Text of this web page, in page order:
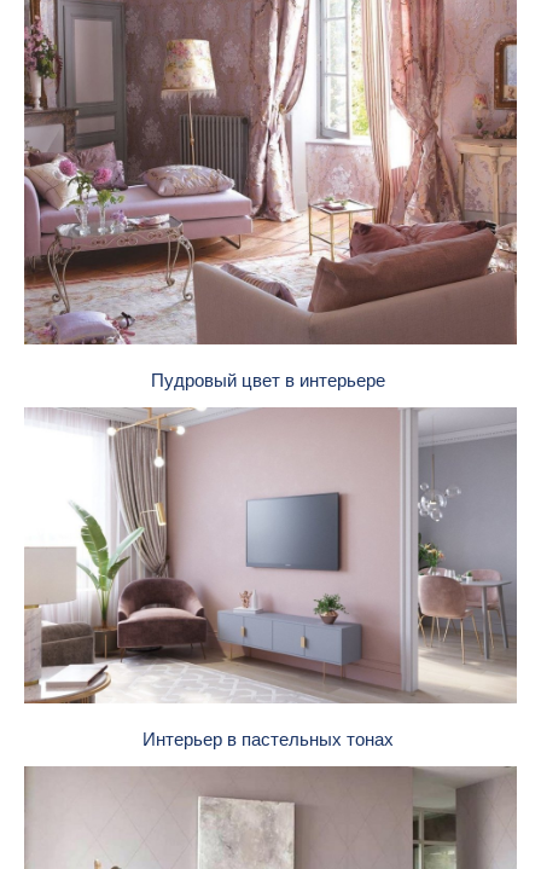
Пудровый цвет в интерьере
Интерьер в пастельных тонах